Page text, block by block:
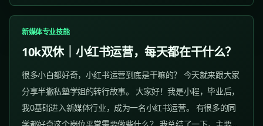
新媒体专业技能
10k双休｜小红书运营，每天都在干什么？
很多小白都好奇，小红书运营到底是干嘛的？ 今天就来跟大家
分享半撇私塾学姐的转行故事。 大家好！我是小程，毕业后，
我0基础进入新媒体行业，成为一名小红书运营。 有很多的同